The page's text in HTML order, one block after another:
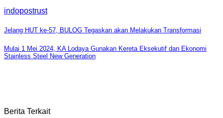
indopostrust
Navigasi
pos
Jelang HUT ke-57, BULOG Tegaskan akan Melakukan Transformasi
Mulai 1 Mei 2024, KA Lodaya Gunakan Kereta Eksekutif dan Ekonomi
Stainless Steel New Generation
Berita Terkait